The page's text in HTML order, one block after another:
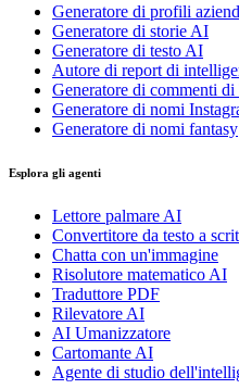
Generatore di profili
Generatore di storie AI
Generatore di testo AI
Autore di report di
Generatore di commenti
Generatore di nomi
Generatore di nomi fantasy
Esplora gli agenti
Lettore palmare AI
Convertitore da testo a
Chatta con un'immagine
Risolutore matematico AI
Traduttore PDF
Rilevatore AI
AI Umanizzatore
Cartomante AI
Agente di studio